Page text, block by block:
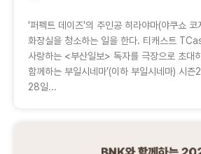
'퍼펙트 데이즈'의 주인공 히라야마(야쿠쇼 코
화장실을 청소하는 일을 한다. 티캐스트
사랑하는 <부산일보> 독자를 극장으로 초대
함께하는 부일시네마’(이하 부일시네마) 시즌
28일...